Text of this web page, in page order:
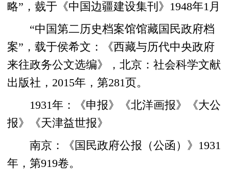
略”，臷于《中国边疆建设集刊》1948年1月
“中国第二历史档案馆馆藏国民政府档
案”，载于侯希文：《西藏与历代中央政府
来往政务公文选编》，北京：社会科学文献
出版社，2015年，第281页。
1931年：《申报》《北洋画报》《大公
报》《天津益世报》
南京：《国民政府公报（公函）》1931
年，第919卷。